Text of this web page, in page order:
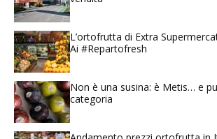
L’ortofrutta di Extra
Ai #Repartofresh
Non è una susina: è Metis… e
categoria